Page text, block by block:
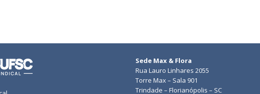
Sede Max & Flora
Rua Lauro Linhares 2055
Torre Max – Sala 901
Trindade – Florianópolis – SC